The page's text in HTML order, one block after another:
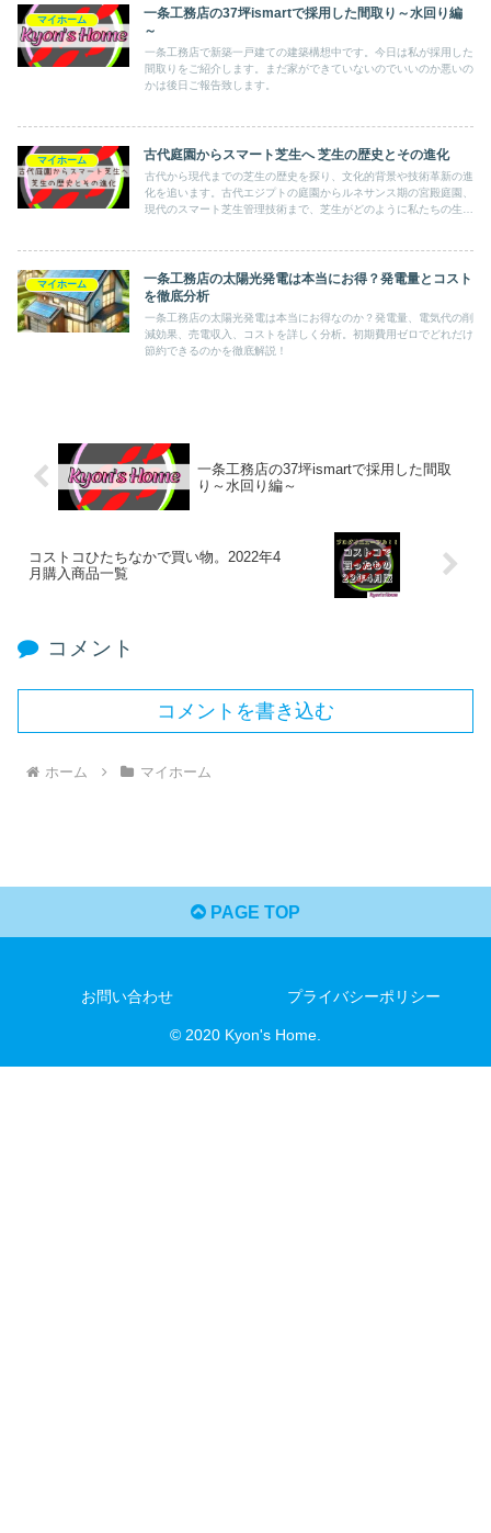
マイホーム
一条工務店の37坪ismartで採用した間取り～水回り編
～
一条工務店で新築一戸建ての建築構想中です。今日は私が採用した
間取りをご紹介します。まだ家ができていないのでいいのか悪いの
かは後日ご報告致します。
マイホーム 古代庭園からスマート芝生へ 芝生の歴史とその進化
古代から現代までの芝生の歴史を探り、文化的背景や技術革新の進
化を追います。古代エジプトの庭園からルネサンス期の宮殿庭園、
現代のスマート芝生管理技術まで、芝生がどのように私たちの生活
マイホーム
一条工務店の太陽光発電は本当にお得？発電量とコスト
を徹底分析
一条工務店の太陽光発電は本当にお得なのか？発電量、電気代の削
減効果、売電収入、コストを詳しく分析。初期費用ゼロでどれだけ
節約できるのかを徹底解説！
一条工務店の37坪ismartで採用した間取
り～水回り編～
コストコひたちなかで買い物。2022年4
月購入商品一覧
コメント
コメントを書き込む
ホーム マイホーム
PAGE TOP
お問い合わせ プライバシーポリシー
© 2020 Kyon's Home.